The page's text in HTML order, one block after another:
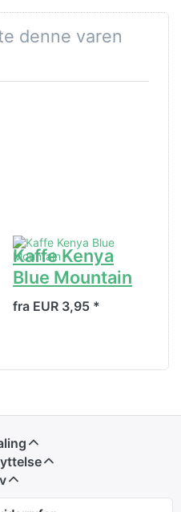
denne varen
Kaffe Kenya
Blue Mountain
fra EUR 3,95 *